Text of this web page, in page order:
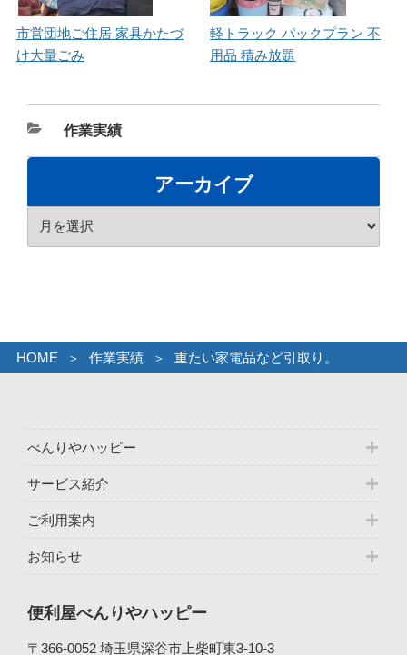
市営団地ご住居 家具かたづ
け大量ごみ
軽トラック パックプラン 不
用品 積み放題
カ
テ
ー
作業実績
アーカイブ
HOME 作業実績 重たい家電品など引取り。
べんりやハッピー
サービス紹介
ご利用案内
お知らせ
便利屋べんりやハッピー
〒366-0052 埼玉県深谷市上柴町東3-10-3